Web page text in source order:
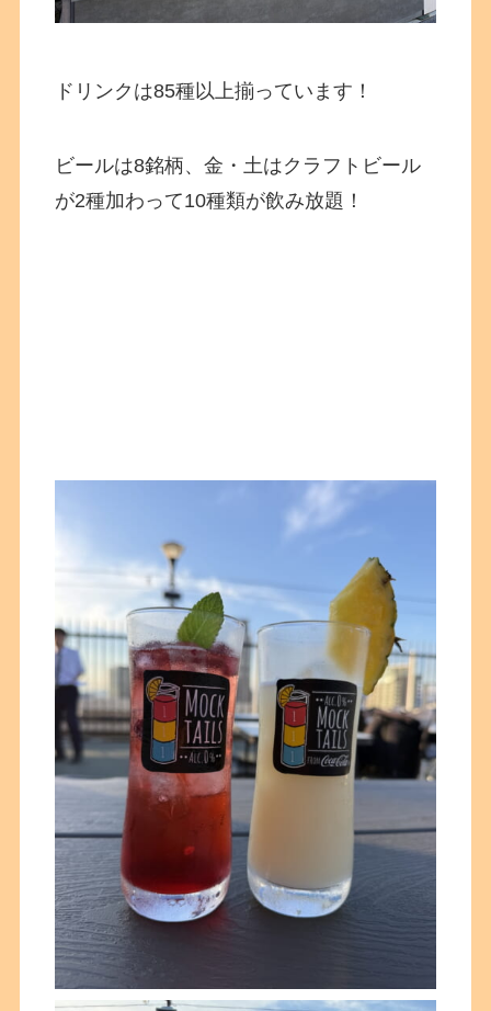
ドリンクは85種以上揃っています！
ビールは8銘柄、金・土はクラフトビール
が2種加わって10種類が飲み放題！